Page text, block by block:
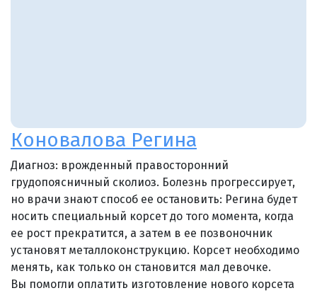
Коновалова Регина
Диагноз: врожденный правосторонний
грудопоясничный сколиоз. Болезнь прогрессирует,
но врачи знают способ ее остановить: Регина будет
носить специальный корсет до того момента, когда
ее рост прекратится, а затем в ее позвоночник
установят металлоконструкцию. Корсет необходимо
менять, как только он становится мал девочке.
Вы помогли оплатить изготовление нового корсета